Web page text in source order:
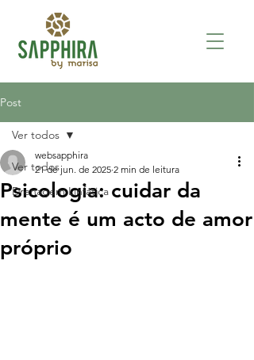
Post
Ver todos
Drenagem Linfática
Ver todos
Psicologia: cuidar da
mente é um acto de amor
próprio
websapphira
21 de jun. de 2025 2 min de leitura